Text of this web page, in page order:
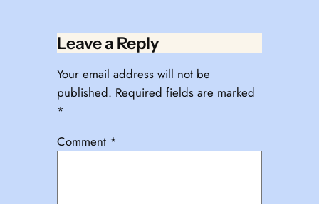
Leave a Reply
Your email address will not be
published. Required fields are marked
*
Comment *